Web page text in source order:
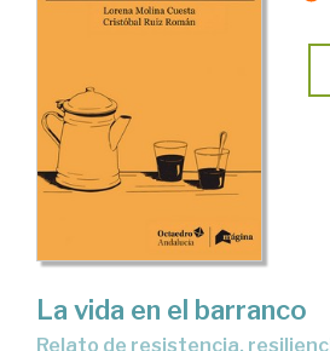
La vida en el barranco
relato de resistencia,